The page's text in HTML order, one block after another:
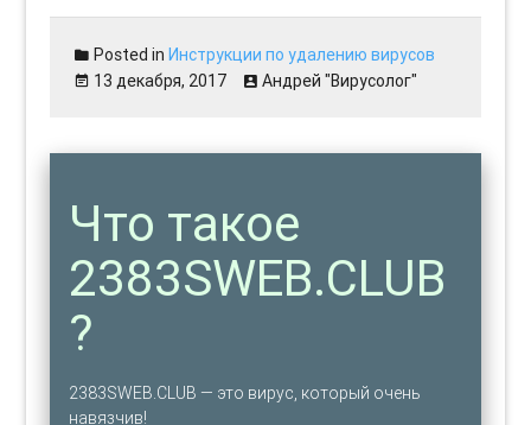
Posted inИнструкции по удалению вирусов
13 декабря, 2017
Андрей "Вирусолог"
Что такое
2383SWEB.CLUB
?
2383SWEB.CLUB — это вирус, который очень
навязчив!